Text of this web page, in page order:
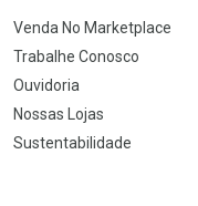
Venda No Marketplace
Trabalhe Conosco
Ouvidoria
Nossas Lojas
Sustentabilidade